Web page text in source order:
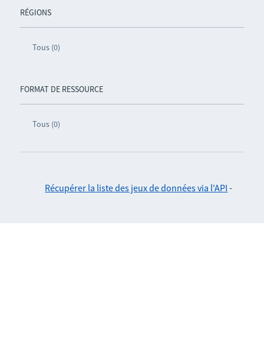
RÉGIONS
Tous (0)
FORMAT DE RESSOURCE
Tous (0)
Récupérer la liste des jeux de données via l'API -